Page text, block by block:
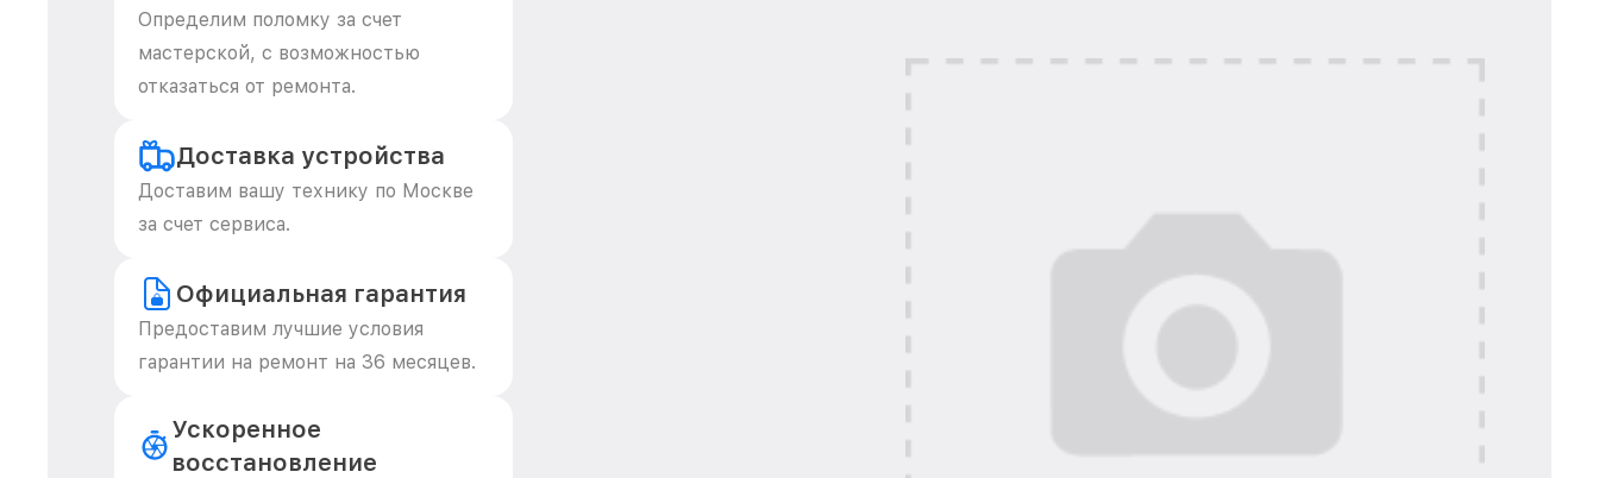
Определим поломку за счет
мастерской, с возможностью
отказаться от ремонта.
Доставка устройства
Доставим вашу технику по Москве
за счет сервиса.
Официальная гарантия
Предоставим лучшие условия
гарантии на ремонт на 36 месяцев.
Ускоренное
восстановление